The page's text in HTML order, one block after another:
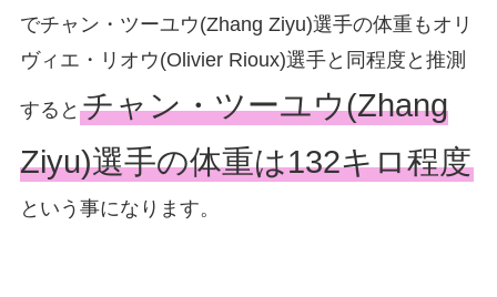
でチャン・ツーユウ(Zhang Ziyu)選手の体重もオリ
ヴィエ・リオウ(Olivier Rioux)選手と同程度と推測
すると チャン・ツーユウ(Zhang
Ziyu)選手の体重は132キロ程度
という事になります。